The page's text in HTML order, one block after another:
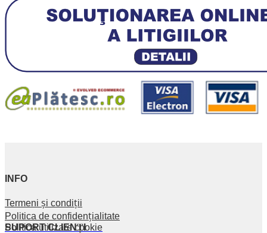
INFO
Termeni și condiții
Politica de confidențialitate
Politica utilizare cookie
SUPORT CLIENȚI